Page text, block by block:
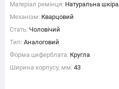
Матеріал ремінця: Натуральна шкіра
Механізм: Кварцовий
Стать: Чоловічий
Тип: Аналоговий
Форма циферблата: Кругла
Ширина корпусу, мм: 43